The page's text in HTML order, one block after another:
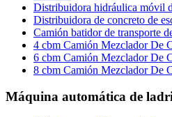
Distribuidora hidráulica móvil
Distribuidora de concreto de
Camión batidor de transporte
4 cbm Camión Mezclador De
6 cbm Camión Mezclador De
8 cbm Camión Mezclador De
Máquina automática de